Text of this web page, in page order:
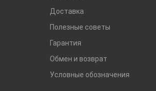
Доставка
Полезные советы
Гарантия
Обмен и возврат
Условные обозначения